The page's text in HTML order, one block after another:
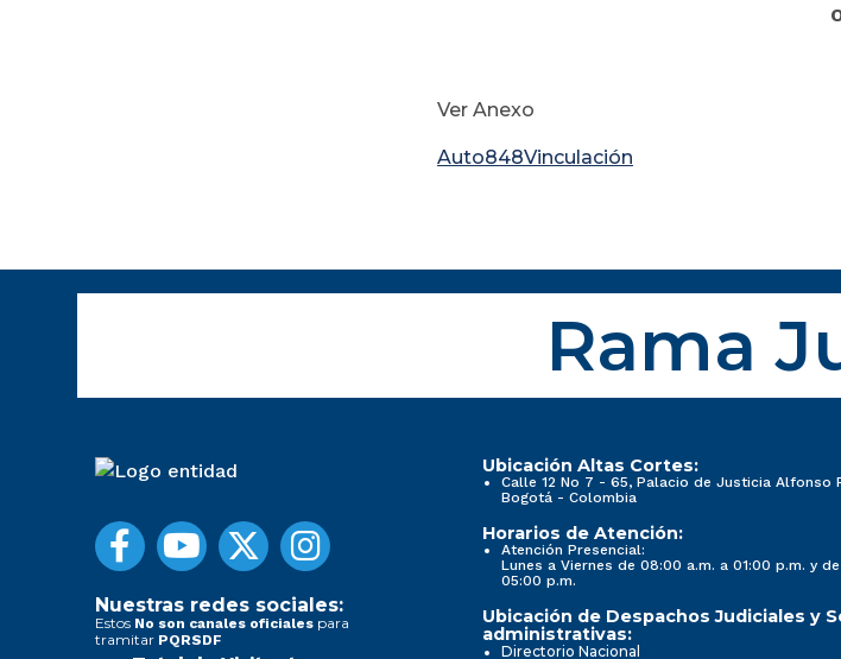
Ver Anexo
Auto848Vinculación
Rama
Nuestras redes sociales:
Estos No son canales oficiales para
tramitar PQRSDF
Ubicación Altas Cortes:
Calle 12 No 7 - 65, Palacio de Justicia Alfonso
Bogotá - Colombia
Horarios de Atención:
Atención Presencial:
Lunes a Viernes de 08:00 a.m. a 01:00 p.m. y
05:00 p.m.
Ubicación de Despachos Judiciales y
administrativas:
Directorio Nacional